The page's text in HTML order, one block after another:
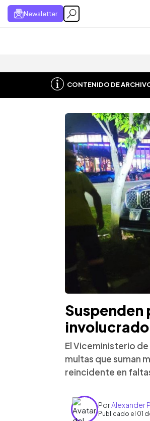
Newsletter
CONTENIDO DE
Suspenden
El Viceministerio
multas que suman
reincidente en
PorAlexander
Publicado el 01